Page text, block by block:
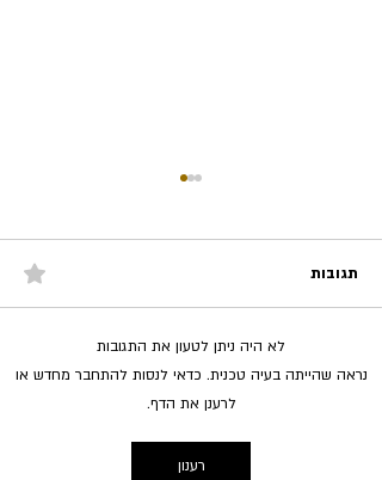
חיסכון לכל ילד - נתונים ומידע
תגובות
לא היה ניתן לטעון את התגובות
נראה שהייתה בעיה טכנית. כדאי לנסות להתחבר מחדש או
לרענן את הדף.
רענון